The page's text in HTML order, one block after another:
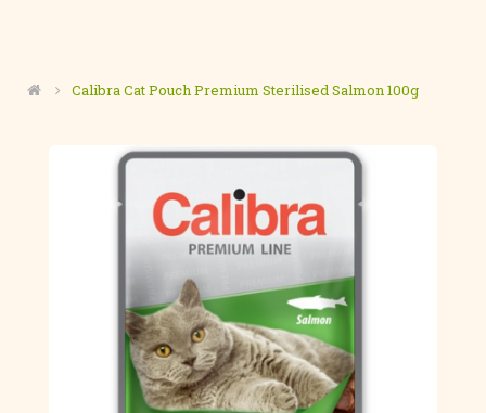
Calibra Cat Pouch Premium Sterilised Salmon 100g